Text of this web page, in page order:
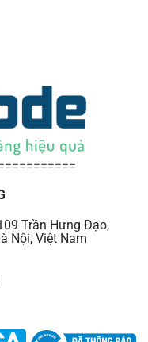
Trần Hưng Đạo,
Nội, Việt Nam